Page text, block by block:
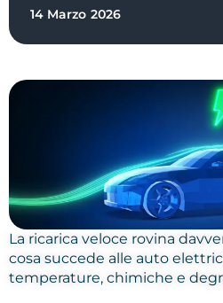
14 Marzo 2026
La ricarica veloce rovina
cosa succede alle auto
temperature, chimiche e